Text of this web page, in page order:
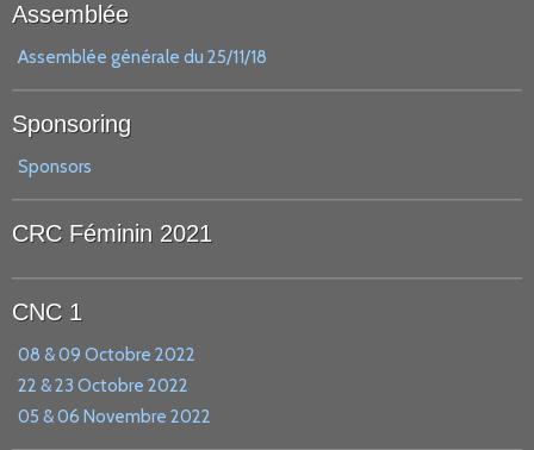
Assemblée
Assemblée générale du 25/11/18
Sponsoring
Sponsors
CRC Féminin 2021
CNC 1
08 & 09 Octobre 2022
22 & 23 Octobre 2022
05 & 06 Novembre 2022